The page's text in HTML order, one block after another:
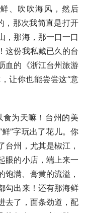
、吹吹海风，然后
那次我简直是打开
，那海，那一口一口
这份我私藏已久的台
血的《浙江台州旅游
让你也能尝尝这“意
食为天嘛！台州的美
”字玩出了花儿。你
台州，尤其是椒江，
眼的小店，端上来一
饱满、膏黄的流溢，
勾出来！还有那海鲜
去了，面条劲道，配